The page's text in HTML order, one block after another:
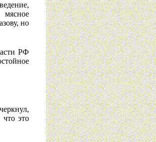
мясное
но
РФ
что это